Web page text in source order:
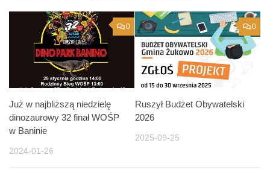
0
Już w najbliższą niedzielę
dinozaurowy 32 finał WOŚP
w Baninie
2024-01-26
0
Ruszył Budżet Obywatelski
2026
2025-09-25